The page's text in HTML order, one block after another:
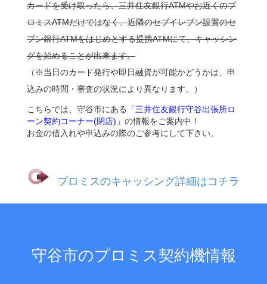
カードを受け取ったら、三井住友銀行ATMやお近くのプ
ロミスATMだけではなく、近隣のセブイレブン設置のセ
ブン銀行ATMをはじめとする提携ATMにて、キャッシン
グを始めることが出来ます。
（※当日のカード発行や即日融資が可能かどうかは、申
込みの時間・審査の状況により異なります。）
こちらでは、守谷市にある
「三井住友銀行守谷出張所ロ
ーン契約コーナー(閉店)」 の情報をご案内中！
お金の借入れや申込みの際のご参考にして下さい。
プロミスのキャッシング詳細はコチラ
守谷市のプロミス契約機情報